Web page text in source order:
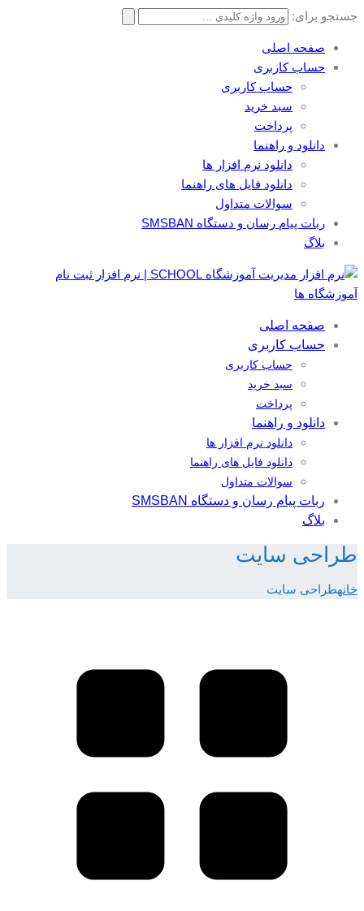
جستجو برای:
صفحه اصلی
حساب کاربری
حساب کاربری
سبد خرید
پرداخت
دانلود و راهنما
دانلود نرم افزار ها
دانلود فایل های راهنما
سوالات متداول
ربات پیام رسان و دستگاه SMSBAN
بلاگ
صفحه اصلی
حساب کاربری
حساب کاربری
سبد خرید
پرداخت
دانلود و راهنما
دانلود نرم افزار ها
دانلود فایل های راهنما
سوالات متداول
ربات پیام رسان و دستگاه SMSBAN
بلاگ
طراحی سایت
خانهطراحی سایت